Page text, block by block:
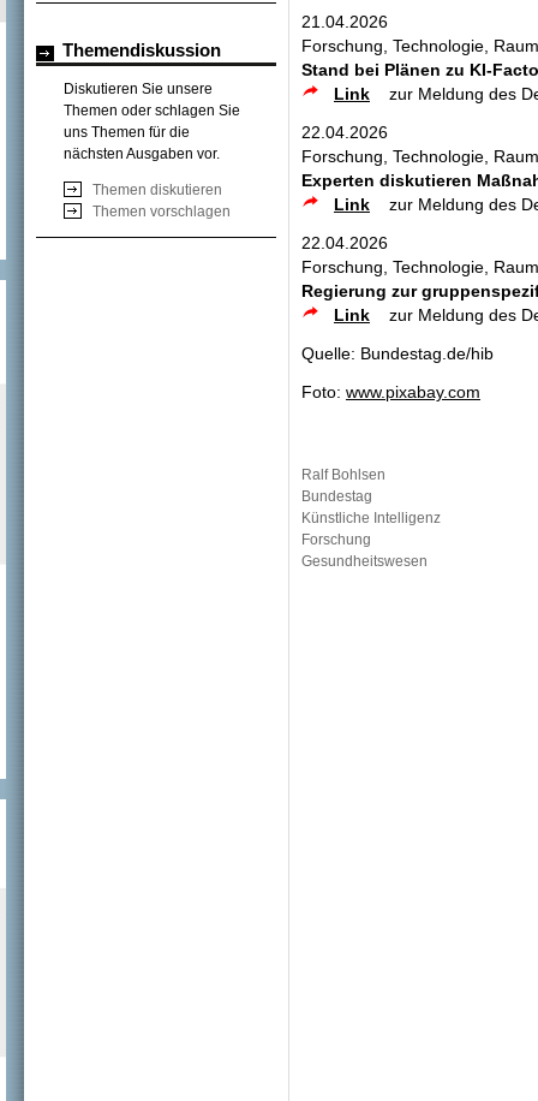
Themendiskussion
Diskutieren Sie unsere
Themen oder schlagen Sie
uns Themen für die
nächsten Ausgaben vor.
Themen diskutieren
Themen vorschlagen
21.04.2026
Forschung, Technologie,
Stand bei Plänen zu KI-
Link
zur Meldung des
22.04.2026
Forschung, Technologie,
Experten diskutieren
Link
zur Meldung des
22.04.2026
Forschung, Technologie,
Regierung zur
Link
zur Meldung des
Quelle: Bundestag.de/hib
Foto: www.pixabay.com
Ralf Bohlsen
Bundestag
Künstliche Intelligenz
Forschung
Gesundheitswesen